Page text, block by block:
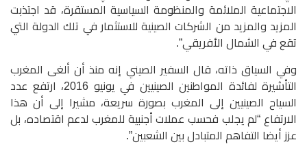
الاجتماعية الملائمة والمنظومة السياسية المستقرة، قد اجتذبت
المزيد والمزيد من الشركات الصينية للاستثمار في تلك الدولة التي
تقع في الشمال الأفريقي”.
وفي السياق ذاته، قال السفير الصيني إنه منذ أن ألغى المغرب
التأشيرة لفائدة المواطنين الصينيين في يونيو 2016، ارتفع عدد
السياح الصينيين إلى المغرب بصورة سريعة، مشيرا إلى أن هذا
الارتفاع “لم يجلب فحسب عملات أجنبية للمغرب لدعم اقتصاده، بل
عزز أيضا التفاهم المتبادل بين الشعبين”.